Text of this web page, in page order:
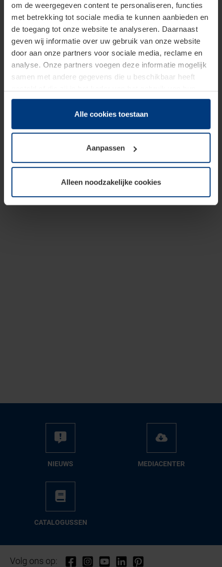
om de weergegeven content te personaliseren, functies
met betrekking tot sociale media te kunnen aanbieden en
de toegang tot onze website te analyseren. Daarnaast
geven wij informatie over uw gebruik van onze website
door aan onze partners voor sociale media, reclame en
analyse. Onze partners voegen deze informatie mogelijk
samen met andere gegevens die u beschikbaar heeft
dienstverlening hebben verzameld.
Juridisch zijn wij gerechtigd om cookies op uw computer
onze pagina's absoluut noodzakelijk is. Voor alle andere
soorten cookies is uw toestemming vereist. Uw
toestemming kunt u op elk moment bij de uitleg van de
wijzigen of herroepen.
Alle cookies toestaan
Aanpassen
Alleen noodzakelijke cookies
NIEUWS ME­DIA­CEN­TER
CA­TA­LO­GUS­SEN
Volg ons op: